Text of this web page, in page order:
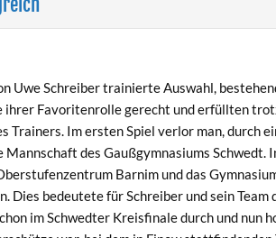
Uwe Schreiber trainierte Auswahl,
ihrer Favoritenrolle gerecht und erfüllten
Im ersten Spiel verlor man, durch
des Gaußgymnasiums Schwedt.
Barnim und das
Dies bedeutete für Schreiber und sein Team
im Schwedter Kreisfinale durch und nun